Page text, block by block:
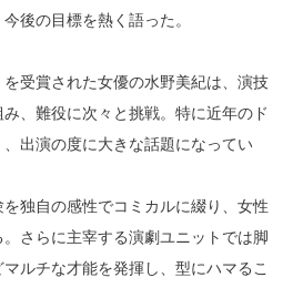
後の目標を熱く語った。
を受賞された女優の水野美紀は、演技
、難役に次々と挑戦。特に近年のド
出演の度に大きな話題になってい
独自の感性でコミカルに綴り、女性
さらに主宰する演劇ユニットでは脚
ルチな才能を発揮し、型にハマるこ